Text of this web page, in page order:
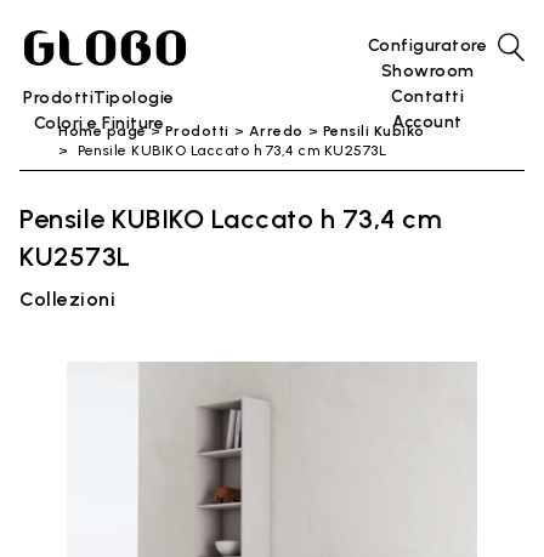
ProdottiTipologie
Colori e Finiture
Configuratore
Showroom
Contatti
Account
Home page Prodotti Arredo
Pensili Kubiko
Pensile KUBIKO Laccato h 73,4 cm KU2573L
Pensile KUBIKO Laccato h 73,4 cm
KU2573L
Collezioni